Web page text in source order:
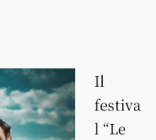
Il
festiva
l “Le